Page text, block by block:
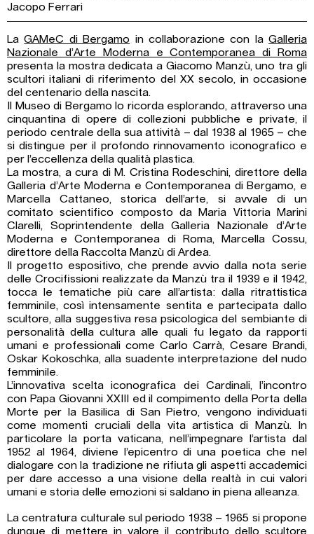
Jacopo Ferrari
LaGAMeC di Bergamo in collaborazione con la Galleria
Nazionale d’Arte Moderna e Contemporanea di Roma
presenta la mostra dedicata a Giacomo Manzù, uno tra gli
scultori italiani di riferimento del XX secolo, in occasione
del centenario della nascita.
Il Museo di Bergamo lo ricorda esplorando, attraverso una
cinquantina di opere di collezioni pubbliche e private, il
periodo centrale della sua attività – dal 1938 al 1965 – che
si distingue per il profondo rinnovamento iconografico e
per l’eccellenza della qualità plastica.
La mostra, a cura di M. Cristina Rodeschini, direttore della
Galleria d’Arte Moderna e Contemporanea di Bergamo, e
Marcella Cattaneo, storica dell’arte, si avvale di un
comitato scientifico composto da Maria Vittoria Marini
Clarelli, Soprintendente della Galleria Nazionale d’Arte
Moderna e Contemporanea di Roma, Marcella Cossu,
direttore della Raccolta Manzù di Ardea.
Il progetto espositivo, che prende avvio dalla nota serie
delle Crocifissioni realizzate da Manzù tra il 1939 e il 1942,
tocca le tematiche più care all’artista: dalla ritrattistica
femminile, così intensamente sentita e partecipata dallo
scultore, alla suggestiva resa psicologica del sembiante di
personalità della cultura alle quali fu legato da rapporti
umani e professionali come Carlo Carrà, Cesare Brandi,
Oskar Kokoschka, alla suadente interpretazione del nudo
femminile.
L’innovativa scelta iconografica dei Cardinali, l’incontro
con Papa Giovanni XXIII ed il compimento della Porta della
Morte per la Basilica di San Pietro, vengono individuati
come momenti cruciali della vita artistica di Manzù. In
particolare la porta vaticana, nell’impegnare l’artista dal
1952 al 1964, diviene l’epicentro di una poetica che nel
dialogare con la tradizione ne rifiuta gli aspetti accademici
per dare accesso a una visione della realtà in cui valori
umani e storia delle emozioni si saldano in piena alleanza.
La centratura culturale sul periodo 1938 – 1965 si propone
dunque di mettere in valore il contributo dello scultore